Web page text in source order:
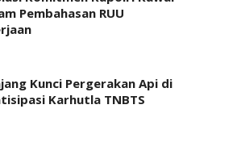
Pembahasan RUU
Kunci Pergerakan Api di
Karhutla TNBTS